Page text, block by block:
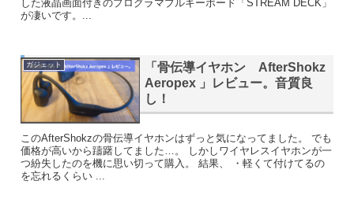
した液晶画面付きのプログラマブルキーボード「STREAM DECK」
が凄いです。...
ガジェット
「骨伝導イヤホン AfterShokz
Aeropex 」レビュー。音質良
し！
このAfterShokzの骨伝導イヤホンはずっと気になってました。 でも
価格が高いから躊躇してました…。 しかしワイヤレスイヤホンが一
つ紛失したのを機に思い切って購入。 結果、 ・軽くて付けてるの
を忘れるくらい ...